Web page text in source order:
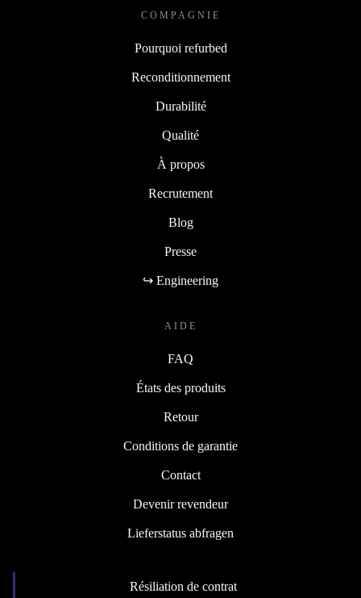
COMPAGNIE
Pourquoi refurbed
Reconditionnement
Durabilité
Qualité
À propos
Recrutement
Blog
Presse
↪ Engineering
AIDE
FAQ
États des produits
Retour
Conditions de garantie
Contact
Devenir revendeur
Lieferstatus abfragen
Résiliation de contrat